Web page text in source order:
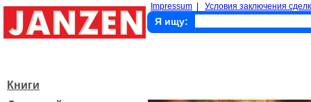
Impressum Условия заключения
Я ищу:
Книги